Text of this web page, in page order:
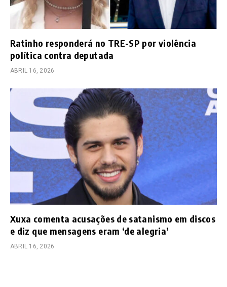
Ratinho responderá no TRE-SP por violência
política contra deputada
ABRIL 16, 2026
Xuxa comenta acusações de satanismo em discos
e diz que mensagens eram ‘de alegria’
ABRIL 16, 2026